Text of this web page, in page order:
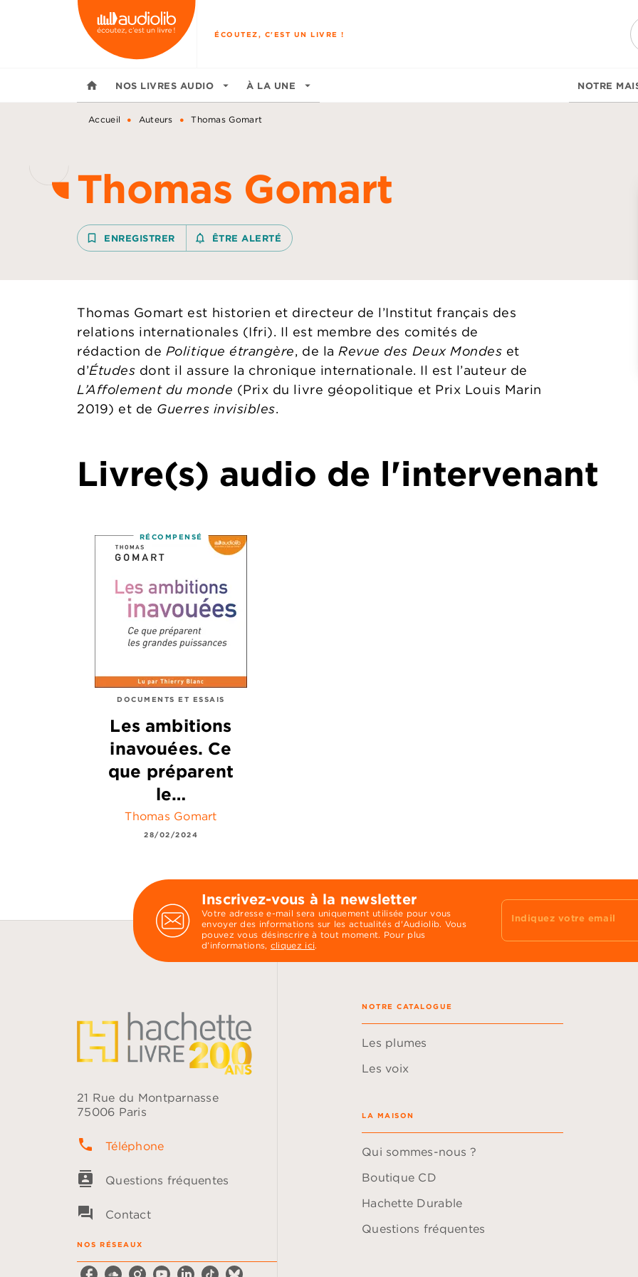
MENU RECHERCHE
ÉCOUTEZ, C'EST UN LIVRE !
home NOS LIVRES AUDIO arrow_drop_down À LA UNE arrow_drop_down NOTRE
Accueil • Auteurs • Thomas Gomart
Thomas Gomart
bookmark_border ENREGISTRER notifications_none_outlined
ÊTRE ALERTÉ
Thomas Gomart est historien et directeur de l’Institut français des
relations internationales (Ifri). Il est membre des comités de
rédaction de Politique étrangère, de laRevue des Deux Mondes et
d’Études dont il assure la chronique internationale. Il est l’auteur de
L’Affolement du monde (Prix du livre géopolitique et Prix Louis Marin
2019) et de Guerres invisibles.
Livre(s) audio de l'intervenant
RÉCOMPENSÉ
DOCUMENTS ET ESSAIS
Les ambitions
inavouées. Ce
que préparent
le…
Thomas Gomart
28/02/2024
Inscrivez-vous à la newsletter
Votre adresse e-mail sera uniquement utilisée pour vous
envoyer des informations sur les actualités d'Audiolib. Vous
pouvez vous désinscrire à tout moment. Pour plus
d’informations, cliquez ici.
Indiquez votre email
21 Rue du Montparnasse
75006 Paris
phone Téléphone
contacts Questions fréquentes
question_answer Contact
NOS RÉSEAUX
NOTRE CATALOGUE
Les plumes
Les voix
LA MAISON
Qui sommes-nous ?
Boutique CD
Hachette Durable
Questions fréquentes